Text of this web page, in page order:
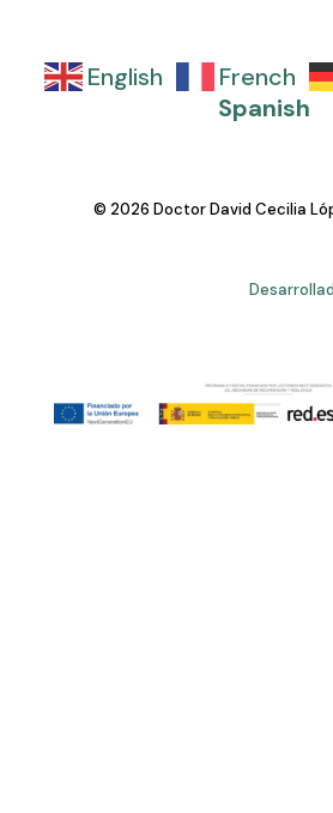
English French
Spanish
© 2026 Doctor David Cecilia